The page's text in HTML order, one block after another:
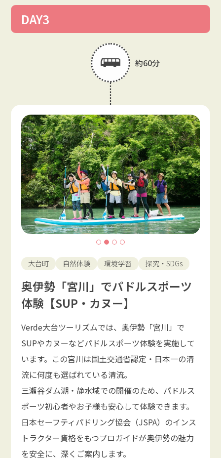
DAY3
約60分
大台町 自然体験 環境学習 探究・SDGs
奥伊勢「宮川」でパドルスポーツ
体験【SUP・カヌー】
Verde大台ツーリズムでは、奥伊勢「宮川」で
SUPやカヌーなどパドルスポーツ体験を実施して
います。この宮川は国土交通省認定・日本一の清
流に何度も選ばれている清流。
三瀬谷ダム湖・静水域での開催のため、パドルス
ポーツ初心者やお子様も安心して体験できます。
日本セーフティパドリング協会（JSPA）のインス
トラクター資格をもつプロガイドが奥伊勢の魅力
を安全に、深くご案内します。